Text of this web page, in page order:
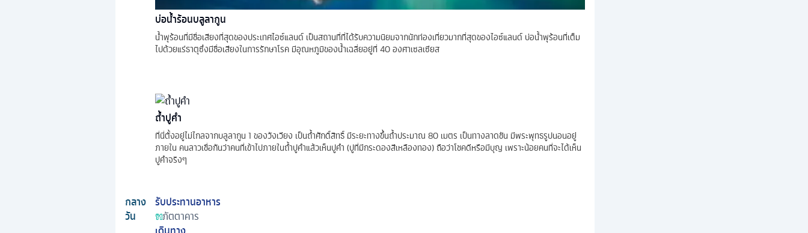
บ่อน้ำร้อนบลูลากูน
น้ำพุร้อนที่มีชื่อเสียงที่สุดของประเทศไอซ์แลนด์ เป็นสถานที่ที่ได้รับความนิยมจากนักท่องเที่ยวมากที่สุดของไอซ์แลนด์ บ่อน้ำพุร้อนที่เต็ม
ไปด้วยแร่ธาตุซึ่งมีชื่อเสียงในการรักษาโรค มีอุณหภูมิของน้ำเฉลี่ยอยู่ที่ 40 องศาเซลเซียส
ถ้ำปูคำ
ที่นี่ตั้งอยู่ไม่ไกลจากบลูลากูน 1 ของวังเวียง เป็นถ้ำศักดิ์สิทธิ์ มีระยะทางขึ้นถ้ำประมาณ 80 เมตร เป็นทางลาดชัน มีพระพุทธรูปนอนอยู่
ภายใน คนลาวเชื่อกันว่าคนที่เข้าไปภายในถ้ำปูคำแล้วเห็นปูคำ (ปูที่มีกระดองสีเหลืองทอง) ถือว่าโชคดีหรือมีบุญ เพราะน้อยคนที่จะได้เห็น
ปูคำจริงๆ
กลาง
วัน
รับประทานอาหาร
ภัตตาคาร